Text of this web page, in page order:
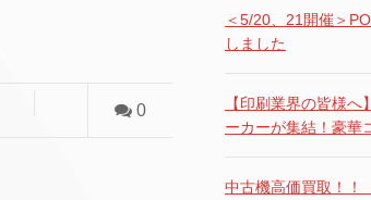
0
＜5/20、21開催＞
しました
【印刷業界の皆様
ーカーが集結！豪華
中古機高価買取！